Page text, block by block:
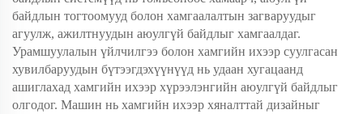
байдлын тогтоомууд болон хамгаалалтын загваруудыг
агуулж, ажилтнуудын аюулгүй байдлыг хамгаалдаг.
Урамшуулалын үйлчилгээ болон хамгийн ихээр суулгасан
хувилбаруудын бүтээгдэхүүнүүд нь удаан хугацаанд
ашиглахад хамгийн ихээр хүрээлэнгийн аюулгүй байдлыг
олгодог. Машин нь хамгийн ихээр хяналттай дизайныг